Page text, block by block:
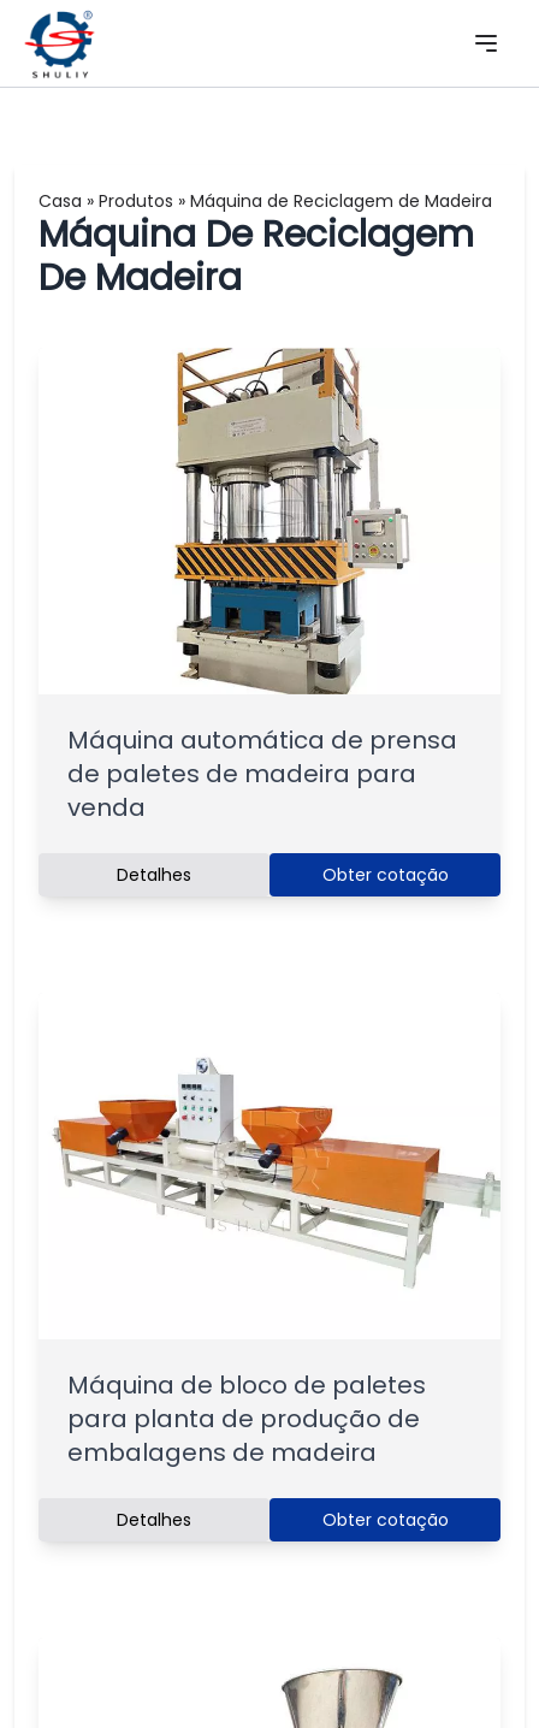
Casa » Produtos » Máquina de Reciclagem de Madeira
Máquina De Reciclagem
De Madeira
Máquina automática de prensa
de paletes de madeira para
venda
Detalhes Obter cotação
Máquina de bloco de paletes
para planta de produção de
embalagens de madeira
Detalhes Obter cotação